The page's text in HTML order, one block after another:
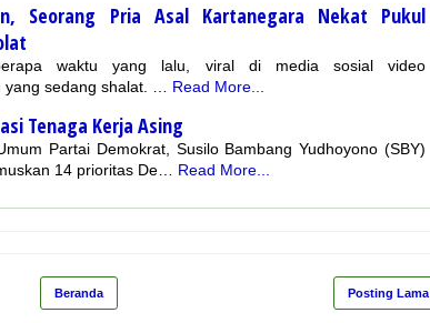
Seorang Pria Asal Kartanegara Nekat Pukul
waktu yang lalu, viral di media sosial video
sedang shalat. …
Read More...
Tenaga Kerja Asing
Partai Demokrat, Susilo Bambang Yudhoyono (SBY)
14 prioritas De…
Read More...
Posting Lama
Beranda